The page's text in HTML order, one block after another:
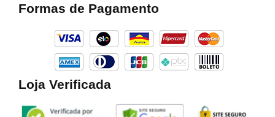
o
g
a
m
k
Formas de Pagamento
Loja Verificada